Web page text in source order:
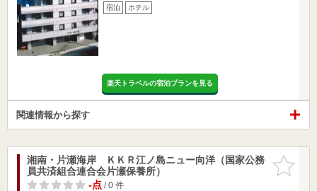
宿泊 ホテル
楽天トラベルの宿泊プランを見る
関連情報から探す
お気に入
りに追加
湘南・片瀬海岸 ＫＫＲ江ノ島ニュー向洋（国家公務
員共済組合連合会片瀬保養所）
-点/ 0 件